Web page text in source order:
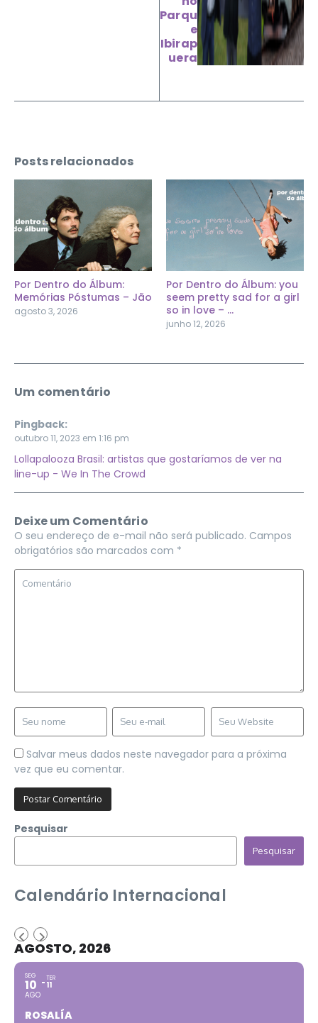
Parqu
e
Ibirap
uera
Posts relacionados
Por Dentro do Álbum:
Memórias Póstumas – Jão
agosto 3, 2026
Por Dentro do Álbum: you
seem pretty sad for a girl
so in love – ...
junho 12, 2026
Um comentário
Pingback:
outubro 11, 2023 em 1:16 pm
Lollapalooza Brasil: artistas que gostaríamos de ver na
line-up - We In The Crowd
Deixe um Comentário
O seu endereço de e-mail não será publicado. Campos
obrigatórios são marcados com *
Salvar meus dados neste navegador para a próxima
vez que eu comentar.
Pesquisar
Pesquisar
Calendário Internacional
AGOSTO, 2026
SEG
10
AGO
TER
11
ROSALÍA